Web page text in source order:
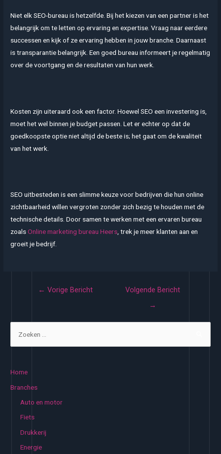
Niet elk SEO-bureau is hetzelfde. Bij het kiezen van een partner is het
belangrijk om te letten op ervaring en expertise. Vraag naar eerdere
successen en kijk of ze ervaring hebben in jouw branche. Daarnaast
is transparantie belangrijk. Een goed bureau informeert je regelmatig
over de voortgang en de resultaten van hun werk.
Kosten zijn uiteraard ook een factor. Hoewel SEO een investering is,
moet het wel binnen je budget passen. Let er echter op dat de
goedkoopste optie niet altijd de beste is; het gaat om de kwaliteit
van het werk.
SEO uitbesteden is een slimme keuze voor bedrijven die hun online
zichtbaarheid willen vergroten zonder zich bezig te houden met de
technische details. Door samen te werken met een ervaren bureau
zoalsOnline marketing bureau Heers, trek je meer klanten aan en
groeit je bedrijf.
← Vorige Bericht
Volgende Bericht
→
Home
Branches
Auto en motor
Fiets
Drukkerij
Energie